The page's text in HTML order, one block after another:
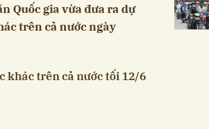
Quốc gia vừa đưa ra dự
trên cả nước ngày
khác trên cả nước tối 12/6